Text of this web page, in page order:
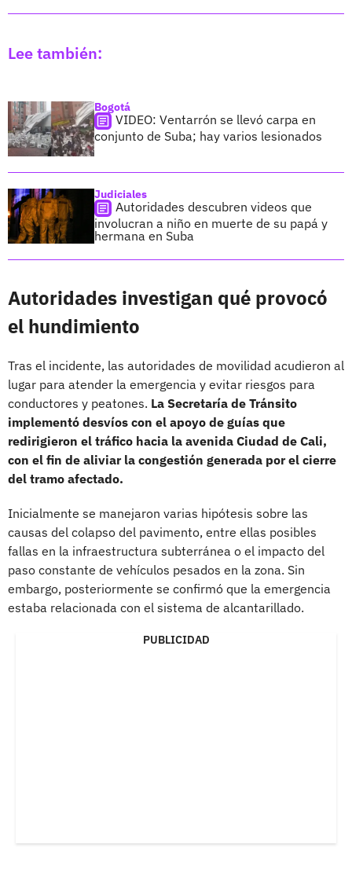
Lee también:
Bogotá
VIDEO: Ventarrón se llevó carpa en
conjunto de Suba; hay varios lesionados
Judiciales
Autoridades descubren videos que
involucran a niño en muerte de su papá y
hermana en Suba
Autoridades investigan qué provocó
el hundimiento
Tras el incidente, las autoridades de movilidad acudieron al
lugar para atender la emergencia y evitar riesgos para
conductores y peatones. La Secretaría de Tránsito
implementó desvíos con el apoyo de guías que
redirigieron el tráfico hacia la avenida Ciudad de Cali,
con el fin de aliviar la congestión generada por el cierre
del tramo afectado.
Inicialmente se manejaron varias hipótesis sobre las
causas del colapso del pavimento, entre ellas posibles
fallas en la infraestructura subterránea o el impacto del
paso constante de vehículos pesados en la zona. Sin
embargo, posteriormente se confirmó que la emergencia
estaba relacionada con el sistema de alcantarillado.
PUBLICIDAD